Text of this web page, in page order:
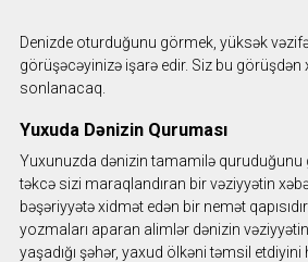
Denizde oturduğunu görmek, yüksək
görüşəcəyinizə işarə edir. Siz bu görüşdən
sonlanacaq.
Yuxuda Dənizin Quruması
Yuxunuzda dənizin tamamilə quruduğunu
təkcə sizi maraqlandıran bir vəziyyətin
bəşəriyyətə xidmət edən bir nemət
yozmaları aparan alimlər dənizin
yaşadığı şəhər, yaxud ölkəni təmsil etdiyini